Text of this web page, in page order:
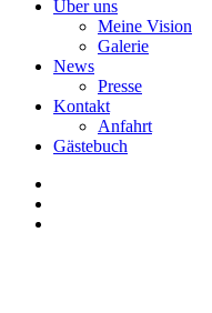
Über uns
Meine Vision
Galerie
News
Presse
Kontakt
Anfahrt
Gästebuch